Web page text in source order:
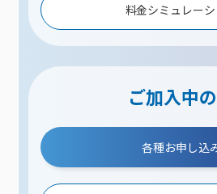
料金シミュレー
ご加入中
各種お申し込